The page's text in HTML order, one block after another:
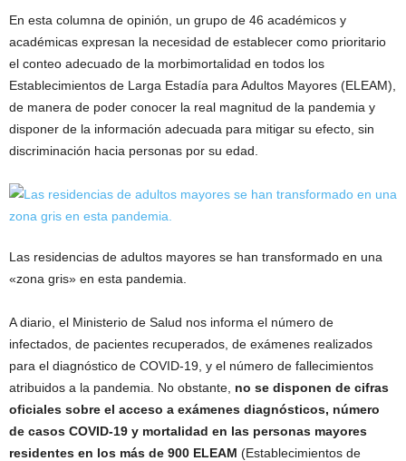
En esta columna de opinión, un grupo de 46 académicos y
académicas expresan la necesidad de establecer como prioritario
el conteo adecuado de la morbimortalidad en todos los
Establecimientos de Larga Estadía para Adultos Mayores (ELEAM),
de manera de poder conocer la real magnitud de la pandemia y
disponer de la información adecuada para mitigar su efecto, sin
discriminación hacia personas por su edad.
Las residencias de adultos mayores se han transformado en una
«zona gris» en esta pandemia.
A diario, el Ministerio de Salud nos informa el número de
infectados, de pacientes recuperados, de exámenes realizados
para el diagnóstico de COVID-19, y el número de fallecimientos
atribuidos a la pandemia. No obstante, no se disponen de cifras
oficiales sobre el acceso a exámenes diagnósticos, número
de casos COVID-19 y mortalidad en las personas mayores
residentes en los más de 900 ELEAM (Establecimientos de